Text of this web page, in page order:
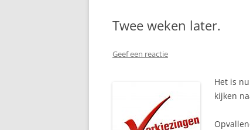
Twee weken later.
Geef een reactie
Het is
kijken